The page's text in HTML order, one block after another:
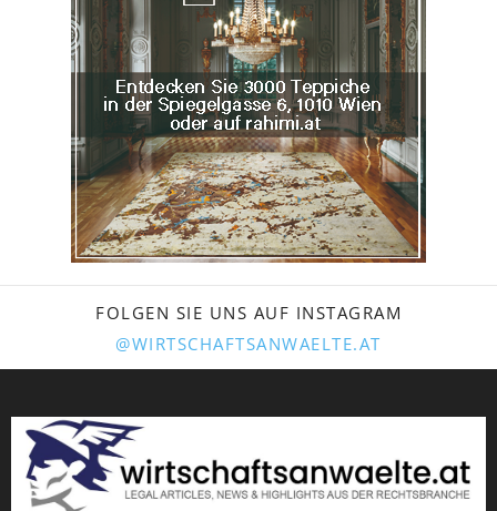
FOLGEN SIE UNS AUF INSTAGRAM
@WIRTSCHAFTSANWAELTE.AT